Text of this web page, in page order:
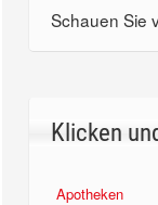
Schauen Sie
Klicken
Apotheken